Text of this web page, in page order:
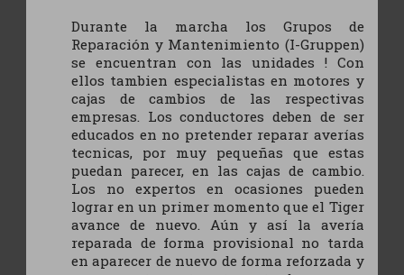
Durante la marcha los Grupos de
Reparación y Mantenimiento (I-Gruppen)
se encuentran con las unidades ! Con
ellos tambien especialistas en motores y
cajas de cambios de las respectivas
empresas. Los conductores deben de ser
educados en no pretender reparar averías
tecnicas, por muy pequeñas que estas
puedan parecer, en las cajas de cambio.
Los no expertos en ocasiones pueden
lograr en un primer momento que el Tiger
avance de nuevo. Aún y así la avería
reparada de forma provisional no tarda
en aparecer de nuevo de forma reforzada y